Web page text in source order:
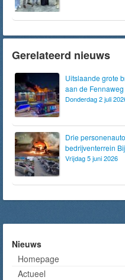
Gerelateerd nieuws
Uitslaande grote
aan de Fennaweg
Donderdag 2 juli
Drie
bedrijventerrein
Vrijdag 5 juni 2026
Nieuws
Homepage
Actueel